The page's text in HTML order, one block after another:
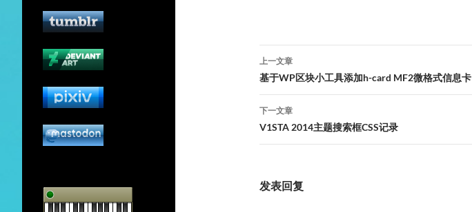
文
章
导
航
上一文章
基于WP区块小工具添加h-card MF2微格式信息卡
下一文章
V1STA 2014主题搜索框CSS记录
发表回复